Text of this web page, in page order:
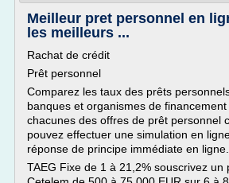
Meilleur pret personnel en
les meilleurs ...
Rachat de crédit
Prêt personnel
Comparez les taux des prêts
banques et organismes de
chacunes des offres de prêt personnel
pouvez effectuer une simulation en
réponse de principe immédiate en ligne.
TAEG Fixe de 1 à 21,2% souscrivez un